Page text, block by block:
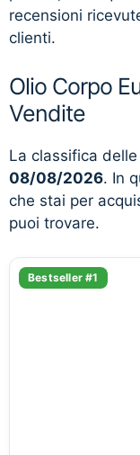
recensioni
clienti.
Olio Corpo
Vendite
La classifica
08/08/2026. In
che stai per
puoi trovare.
Bestseller #1